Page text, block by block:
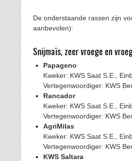
De onderstaande rassen zijn
aanbevolen):
Snijmaïs, zeer vroege en
Papageno
Kweker: KWS Saat S.E.,
Vertegenwoordiger: KWS
Rancador
Kweker: KWS Saat S.E.,
Vertegenwoordiger: KWS
AgriMilas
Kweker: KWS Saat S.E.,
Vertegenwoordiger: KWS
KWS Saltara